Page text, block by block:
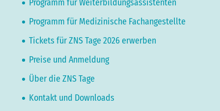
Programm für Weiterbildungsassistenten
Programm für Medizinische Fachangestellte
Tickets für ZNS Tage 2026 erwerben
Preise und Anmeldung
Über die ZNS Tage
Kontakt und Downloads